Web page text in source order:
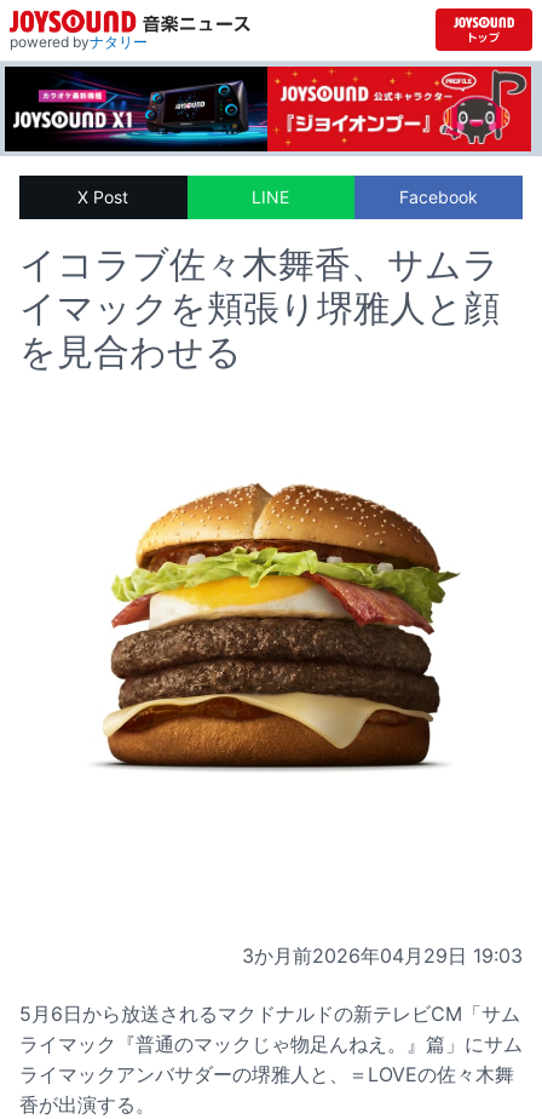
powered byナタリー
X Post LINE Facebook
イコラブ佐々木舞香、サムラ
イマックを頬張り堺雅人と顔
を見合わせる
3か月前2026年04月29日 19:03
5月6日から放送されるマクドナルドの新テレビCM「サム
ライマック『普通のマックじゃ物足んねえ。』篇」にサム
ライマックアンバサダーの堺雅人と、＝LOVEの佐々木舞
香が出演する。